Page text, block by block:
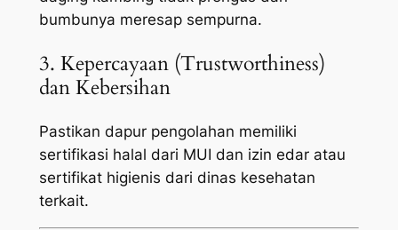
bumbunya meresap sempurna.
3. Kepercayaan (Trustworthiness)
dan Kebersihan
Pastikan dapur pengolahan memiliki
sertifikasi halal dari MUI dan izin edar atau
sertifikat higienis dari dinas kesehatan
terkait.